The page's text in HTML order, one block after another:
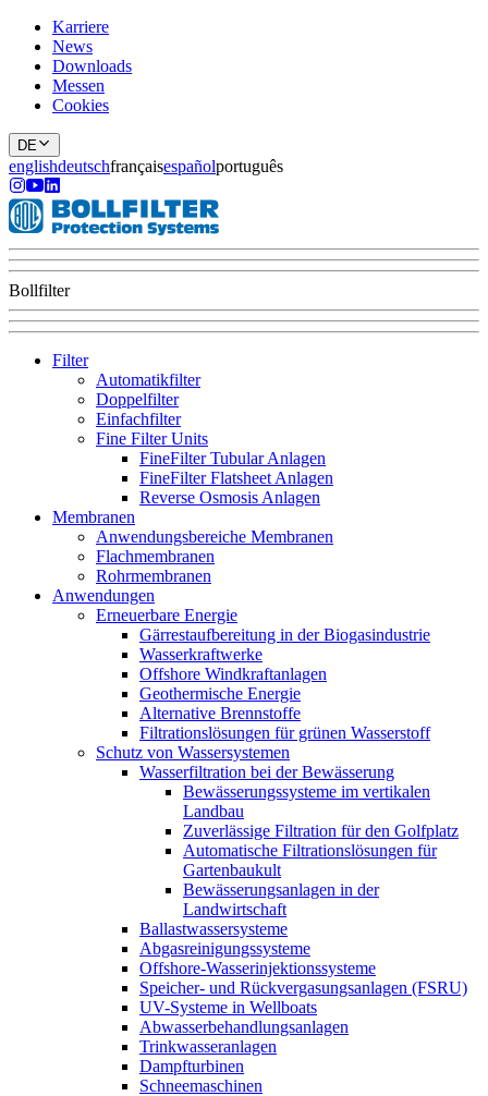
Karriere
News
Downloads
Messen
Cookies
DE
englishdeutschfrançaisespañolportuguês
Bollfilter
Filter
Automatikfilter
Doppelfilter
Einfachfilter
Fine Filter Units
FineFilter Tubular Anlagen
FineFilter Flatsheet Anlagen
Reverse Osmosis Anlagen
Membranen
Anwendungsbereiche Membranen
Flachmembranen
Rohrmembranen
Anwendungen
Erneuerbare Energie
Gärrestaufbereitung in der Biogasindustrie
Wasserkraftwerke
Offshore Windkraftanlagen
Geothermische Energie
Alternative Brennstoffe
Filtrationslösungen für grünen Wasserstoff
Schutz von Wassersystemen
Wasserfiltration bei der Bewässerung
Bewässerungssysteme im vertikalen
Landbau
Zuverlässige Filtration für den Golfplatz
Automatische Filtrationslösungen für
Gartenbaukult
Bewässerungsanlagen in der
Landwirtschaft
Ballastwassersysteme
Abgasreinigungssysteme
Offshore-Wasserinjektionssysteme
Speicher- und Rückvergasungsanlagen (FSRU)
UV-Systeme in Wellboats
Abwasserbehandlungsanlagen
Trinkwasseranlagen
Dampfturbinen
Schneemaschinen